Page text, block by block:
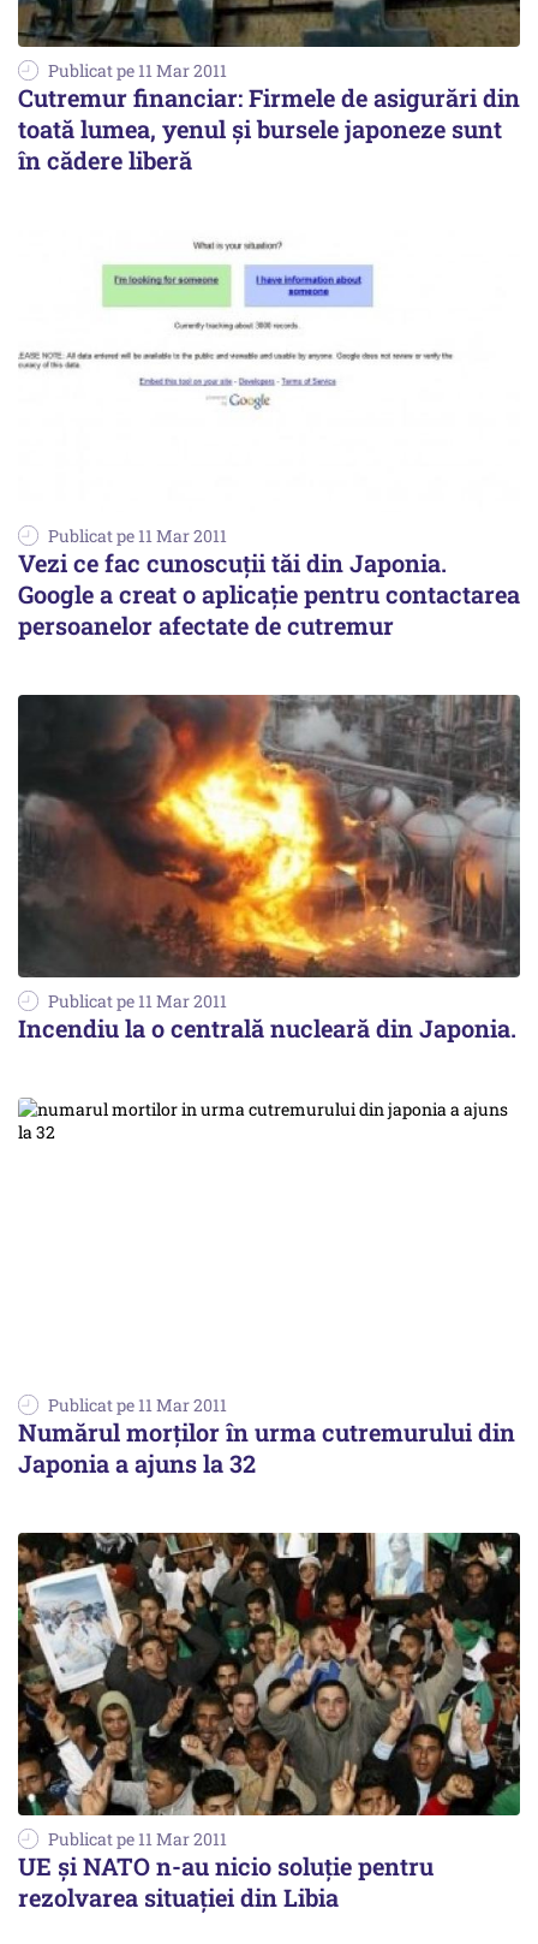
Publicat pe 11 Mar 2011
Cutremur financiar: Firmele de asigurări din
toată lumea, yenul și bursele japoneze sunt
în cădere liberă
Publicat pe 11 Mar 2011
Vezi ce fac cunoscuții tăi din Japonia.
Google a creat o aplicație pentru contactarea
persoanelor afectate de cutremur
Publicat pe 11 Mar 2011
Incendiu la o centrală nucleară din Japonia.
Publicat pe 11 Mar 2011
Numărul morţilor în urma cutremurului din
Japonia a ajuns la 32
Publicat pe 11 Mar 2011
UE și NATO n-au nicio soluție pentru
rezolvarea situației din Libia